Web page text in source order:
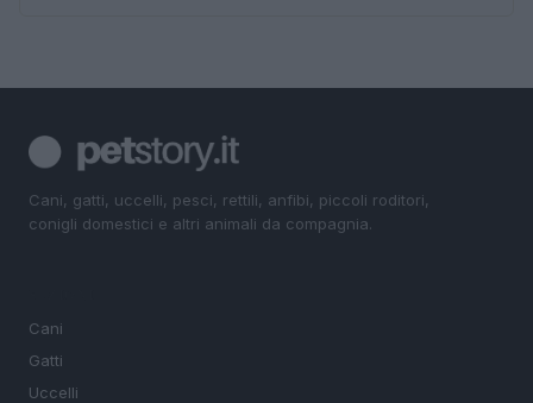
Cani, gatti, uccelli, pesci, rettili, anfibi, piccoli roditori,
conigli domestici e altri animali da compagnia.
Cani
Gatti
Uccelli